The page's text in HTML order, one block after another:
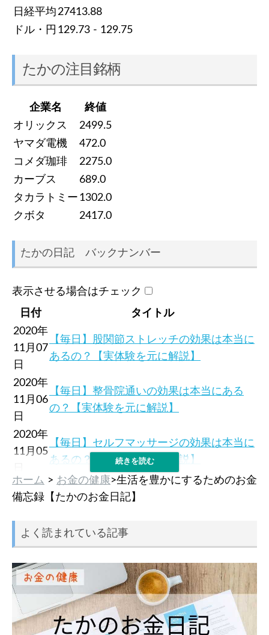
日経平均27413.88
ドル・円 129.73 - 129.75
たかの注目銘柄
企業名
終値
オリックス
2499.5
ヤマダ電機
472.0
コメダ珈琲
2275.0
カーブス
689.0
タカラトミー 1302.0
クボタ
2417.0
たかの日記 バックナンバー
表示させる場合はチェック
日付
タイトル
2020年
11月07
日
【毎日】股関節ストレッチの効果は本当に
あるの？【実体験を元に解説】
2020年
11月06
日
【毎日】整骨院通いの効果は本当にある
の？【実体験を元に解説】
2020年
11月05
【毎日】セルフマッサージの効果は本当に
あるの？【実体験を元に解説】
2020年
11月04
日
【毎日】セルフマッサージの効果は本当に
2020年
日
【毎日】肩甲骨回しの効果は本当にある
の？【実体験を元に解説】
2020年
11月02
日
【毎日】姿勢を正すの効果は本当にある
の？【実体験を元に解説】
ホーム > お金の健康>生活を豊かにするためのお金
備忘録【たかのお金日記】
よく読まれている記事